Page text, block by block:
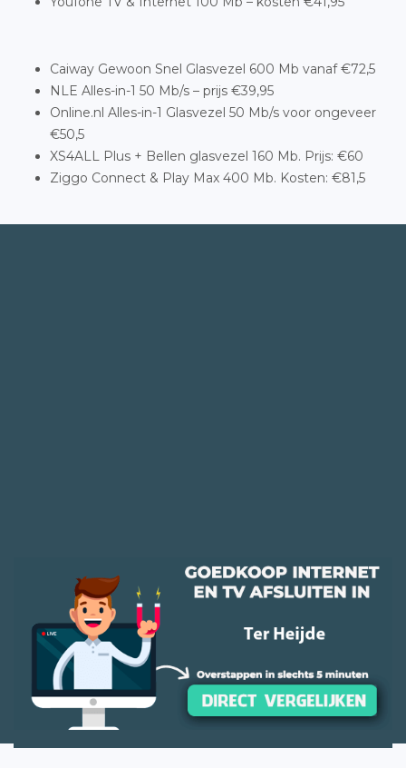
Caiway Gewoon Snel Glasvezel 600 Mb vanaf €72,5
NLE Alles-in-1 50 Mb/s – prijs €39,95
Online.nl Alles-in-1 Glasvezel 50 Mb/s voor ongeveer
€50,5
XS4ALL Plus + Bellen glasvezel 160 Mb. Prijs: €60
Ziggo Connect & Play Max 400 Mb. Kosten: €81,5